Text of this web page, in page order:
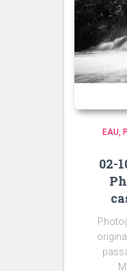
EAU
02-